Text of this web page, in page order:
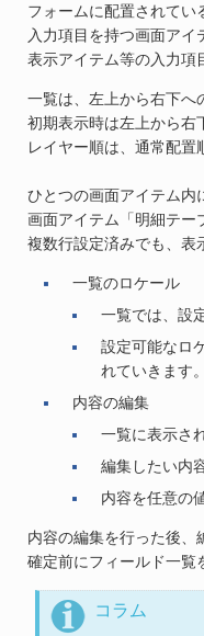
フォームに配置されてい
入力項目を持つ画面アイ
表示アイテム等の入力項
一覧は、左上から右下へ
初期表示時は左上から右
レイヤー順は、通常配
ひとつの画面アイテム内
画面アイテム「明細テー
複数行設定済みでも、表
一覧のロケール
一覧では、設
設定可能なロ
れていきます。
内容の編集
一覧に表示さ
編集したい内
内容を任意の
内容の編集を行った後、
確定前にフィールド一覧
コラム